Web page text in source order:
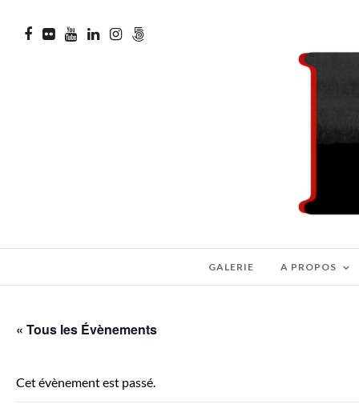
GALERIE A PROPOS
« Tous les Évènements
Cet évènement est passé.